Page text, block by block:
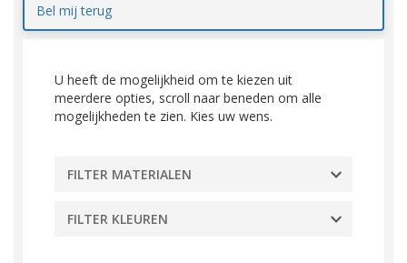
Bel mij terug
U heeft de mogelijkheid om te kiezen uit
meerdere opties, scroll naar beneden om alle
mogelijkheden te zien. Kies uw wens.
FILTER MATERIALEN
FILTER KLEUREN